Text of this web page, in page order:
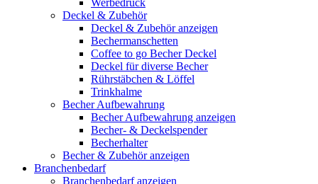
Werbedruck
Deckel & Zubehör
Deckel & Zubehör anzeigen
Bechermanschetten
Coffee to go Becher Deckel
Deckel für diverse Becher
Rührstäbchen & Löffel
Trinkhalme
Becher Aufbewahrung
Becher Aufbewahrung anzeigen
Becher- & Deckelspender
Becherhalter
Becher & Zubehör anzeigen
Branchenbedarf
Branchenbedarf anzeigen